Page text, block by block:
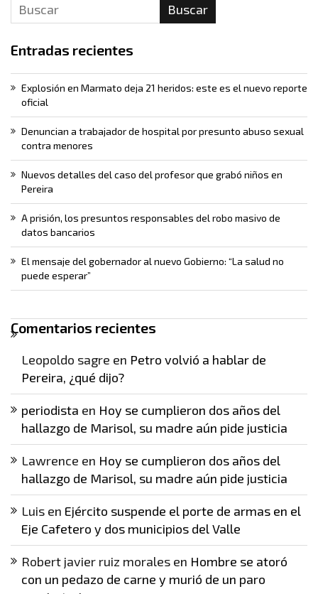
Buscar
Entradas recientes
Explosión en Marmato deja 21 heridos: este es el nuevo reporte
oficial
Denuncian a trabajador de hospital por presunto abuso sexual
contra menores
Nuevos detalles del caso del profesor que grabó niños en
Pereira
A prisión, los presuntos responsables del robo masivo de
datos bancarios
El mensaje del gobernador al nuevo Gobierno: “La salud no
puede esperar”
Comentarios recientes
Leopoldo sagre en Petro volvió a hablar de
Pereira, ¿qué dijo?
periodista en Hoy se cumplieron dos años del
hallazgo de Marisol, su madre aún pide justicia
Lawrence en Hoy se cumplieron dos años del
hallazgo de Marisol, su madre aún pide justicia
Luis en Ejército suspende el porte de armas en el
Eje Cafetero y dos municipios del Valle
Robert javier ruiz morales en Hombre se atoró
con un pedazo de carne y murió de un paro